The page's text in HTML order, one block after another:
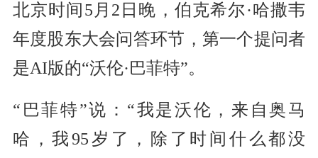
北京时间5月2日晚，伯克希尔·哈撒韦
年度股东大会问答环节，第一个提问者
是AI版的“沃伦·巴菲特”。
“巴菲特”说：“我是沃伦，来自奥马
哈，我95岁了，除了时间什么都没